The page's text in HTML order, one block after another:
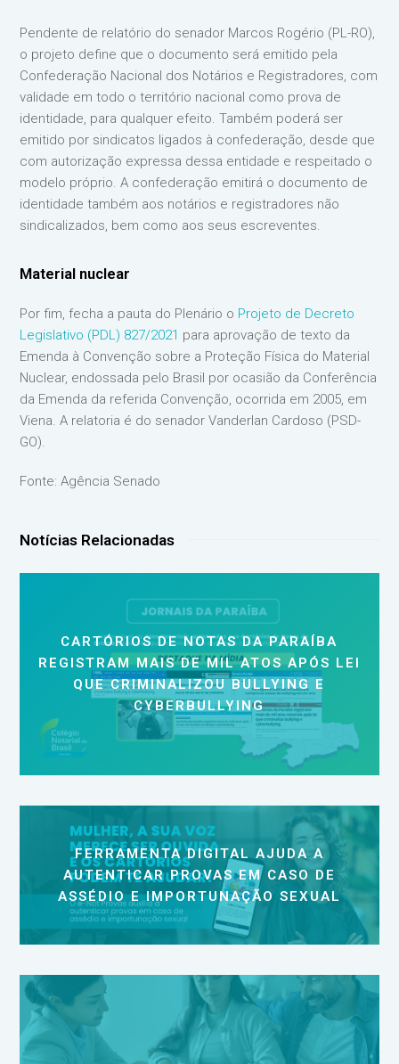
Pendente de relatório do senador Marcos Rogério (PL-RO),
o projeto define que o documento será emitido pela
Confederação Nacional dos Notários e Registradores, com
validade em todo o território nacional como prova de
identidade, para qualquer efeito. Também poderá ser
emitido por sindicatos ligados à confederação, desde que
com autorização expressa dessa entidade e respeitado o
modelo próprio. A confederação emitirá o documento de
identidade também aos notários e registradores não
sindicalizados, bem como aos seus escreventes.
Material nuclear
Por fim, fecha a pauta do Plenário o Projeto de Decreto
Legislativo (PDL) 827/2021 para aprovação de texto da
Emenda à Convenção sobre a Proteção Física do Material
Nuclear, endossada pelo Brasil por ocasião da Conferência
da Emenda da referida Convenção, ocorrida em 2005, em
Viena. A relatoria é do senador Vanderlan Cardoso (PSD-
GO).
Fonte: Agência Senado
Notícias Relacionadas
CARTÓRIOS DE NOTAS DA PARAÍBA
REGISTRAM MAIS DE MIL ATOS APÓS LEI
QUE CRIMINALIZOU BULLYING E
CYBERBULLYING
FERRAMENTA DIGITAL AJUDA A
AUTENTICAR PROVAS EM CASO DE
ASSÉDIO E IMPORTUNAÇÃO SEXUAL